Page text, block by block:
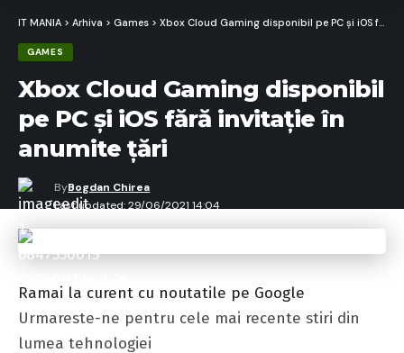
IT MANIA > Arhiva > Games > Xbox Cloud Gaming disponibil pe PC și iOS fără invitație în anumite țări
GAMES
Xbox Cloud Gaming disponibil
pe PC și iOS fără invitație în
anumite țări
Last updated: 29/06/2021 14:04
ByBogdan Chirea
Ramai la curent cu noutatile pe Google
Urmareste-ne pentru cele mai recente stiri din
lumea tehnologiei